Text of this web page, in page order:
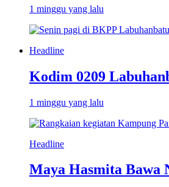
1 minggu yang lalu
Headline
Kodim 0209
1 minggu yang lalu
Headline
Maya Hasmita Bawa